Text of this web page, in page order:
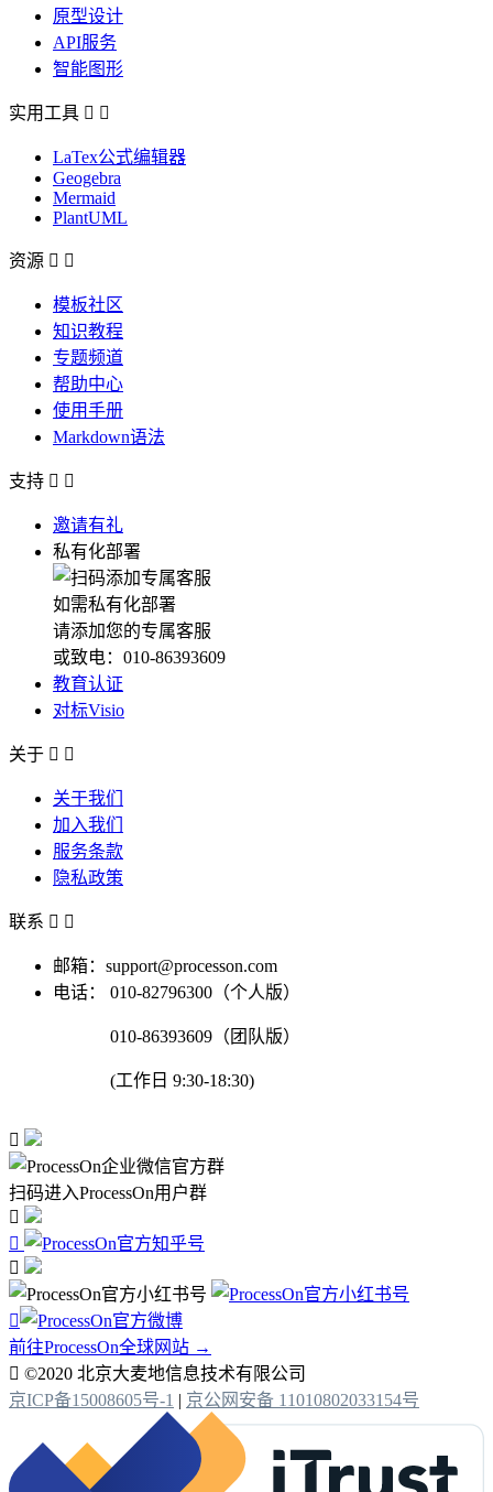
原型设计
API服务
智能图形
实用工具  
LaTex公式编辑器
Geogebra
Mermaid
PlantUML
资源  
模板社区
知识教程
专题频道
帮助中心
使用手册
Markdown语法
支持  
邀请有礼
私有化部署
如需私有化部署
请添加您的专属客服
或致电：010-86393609
教育认证
对标Visio
关于  
关于我们
加入我们
服务条款
隐私政策
联系  
邮箱：support@processon.com
电话：
010-82796300（个人版）
010-86393609（团队版）
(工作日 9:30-18:30)

扫码进入ProcessOn用户群




前往ProcessOn全球网站 →
 ©2020 北京大麦地信息技术有限公司
京ICP备15008605号-1 | 京公网安备 11010802033154号